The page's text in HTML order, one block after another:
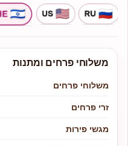
משלוחי פרחים ומתנות
משלוחי פרחים
זרי פרחים
מגשי פירות